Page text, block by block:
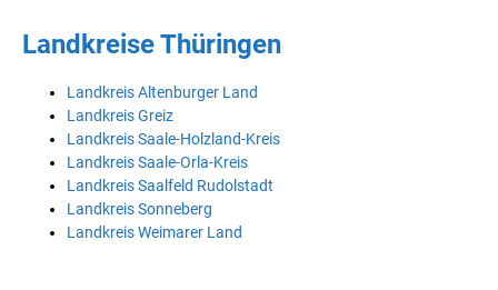
Landkreise Thüringen
Landkreis Altenburger Land
Landkreis Greiz
Landkreis Saale-Holzland-Kreis
Landkreis Saale-Orla-Kreis
Landkreis Saalfeld Rudolstadt
Landkreis Sonneberg
Landkreis Weimarer Land